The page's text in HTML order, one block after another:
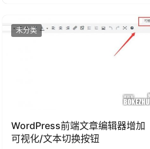
未分类
WordPress前端文章编辑器增加
可视化/文本切换按钮